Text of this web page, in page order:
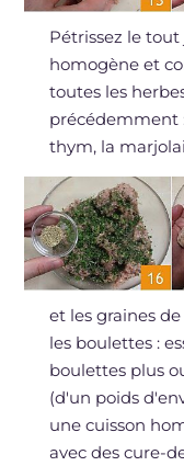
Pétrissez le
homogène et
toutes les
précédemment
thym, la
et les graines
les boulettes :
boulettes plus
(d'un poids
une cuisson
avec des cure-